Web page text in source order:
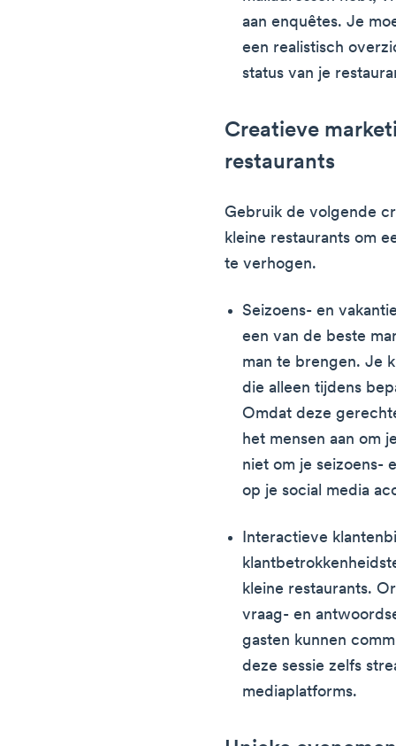
aan enquêtes. Je
een realistisch
status van je
Creatieve
restaurants
Gebruik de volgende
kleine restaurants om
te verhogen.
Seizoens- en
een van de beste
man te brengen. Je
die alleen tijdens
Omdat deze
het mensen aan om
niet om je seizoens-
op je social media
Interactieve
kleine restaurants.
vraag- en
gasten kunnen
deze sessie zelfs
mediaplatforms.